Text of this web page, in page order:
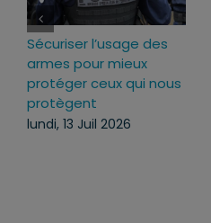
Sécuriser l’usage des
armes pour mieux
protéger ceux qui nous
protègent
lundi, 13 Juil 2026